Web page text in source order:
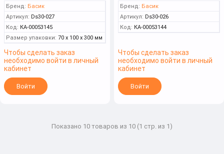
Бренд: Басик
Артикул: Ds30-027
Код: КА-00053145
Размер упаковки: 70 x 100 x 300 мм
Чтобы сделать заказ
необходимо войти в личный
кабинет
Войти
Бренд: Басик
Артикул: Ds30-026
Код: КА-00053144
Чтобы сделать заказ
необходимо войти в личный
кабинет
Войти
Показано 10 товаров из 10 (1 стр. из 1)